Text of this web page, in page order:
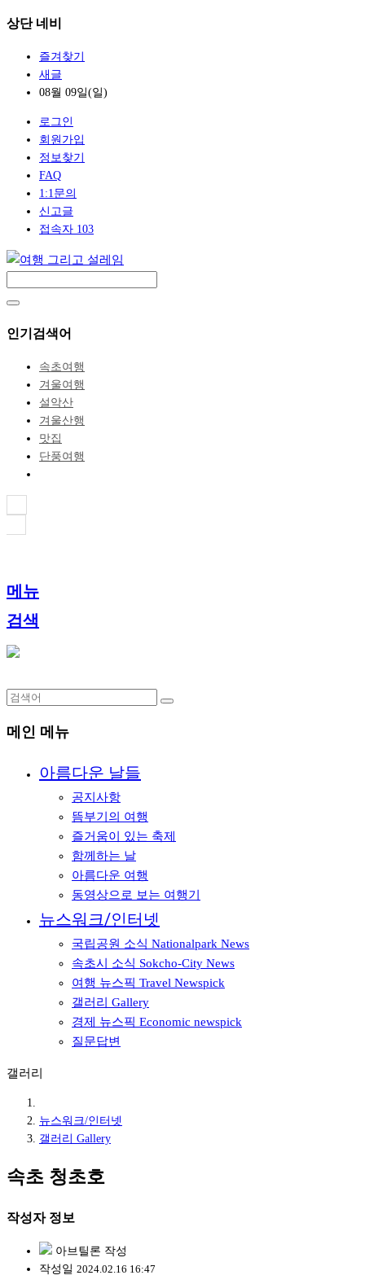
상단 네비
즐겨찾기
새글
08월 09일(일)
로그인
회원가입
정보찾기
FAQ
1:1문의
신고글
접속자 103
인기검색어
속초여행
겨울여행
설악산
겨울산행
맛집
단풍여행
메뉴
검색
메인 메뉴
아름다운 날들
공지사항
뜸부기의 여행
즐거움이 있는 축제
함께하는 날
아름다운 여행
동영상으로 보는 여행기
뉴스워크/인터넷
국립공원 소식 Nationalpark News
속초시 소식 Sokcho-City News
여행 뉴스픽 Travel Newspick
갤러리 Gallery
경제 뉴스픽 Economic newspick
질문답변
갤러리
뉴스워크/인터넷
갤러리 Gallery
속초 청초호
작성자 정보
아브틸론 작성
작성일 2024.02.16 16:47